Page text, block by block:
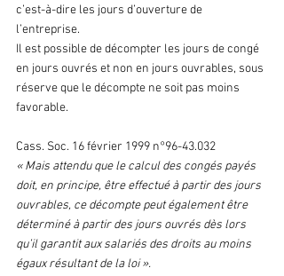
c’est-à-dire les jours d’ouverture de
l’entreprise.
Il est possible de décompter les jours de congé
en jours ouvrés et non en jours ouvrables, sous
réserve que le décompte ne soit pas moins
favorable.
Cass. Soc. 16 février 1999 n°96-43.032
« Mais attendu que le calcul des congés payés
doit, en principe, être effectué à partir des jours
ouvrables, ce décompte peut également être
déterminé à partir des jours ouvrés dès lors
qu’il garantit aux salariés des droits au moins
égaux résultant de la loi ».